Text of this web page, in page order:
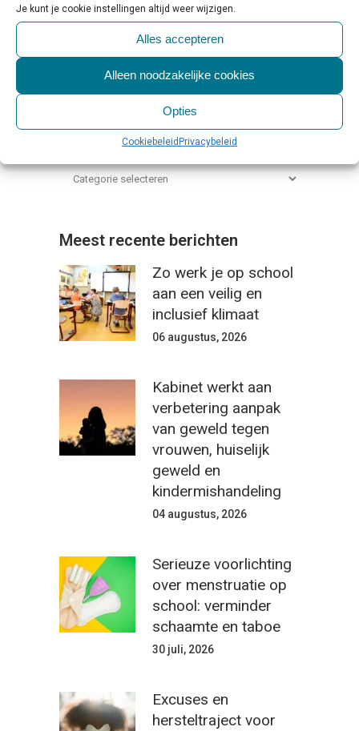
Je kunt je cookie instellingen altijd weer wijzigen.
Alles accepteren
Alleen noodzakelijke cookies
Opties
CookiebeleidPrivacybeleid
Categorieën
Meest recente berichten
Zo werk je op school
aan een veilig en
inclusief klimaat
06 augustus, 2026
Kabinet werkt aan
verbetering aanpak
van geweld tegen
vrouwen, huiselijk
geweld en
kindermishandeling
04 augustus, 2026
Serieuze voorlichting
over menstruatie op
school: verminder
schaamte en taboe
30 juli, 2026
Excuses en
hersteltraject voor